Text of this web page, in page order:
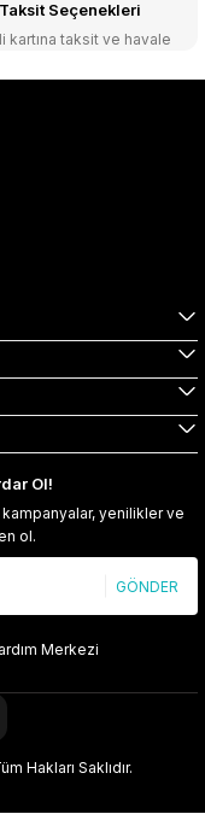
Taksit Seçenekleri
kartına taksit ve havale
Ol!
yenilikler ve
ol.
GÖNDER
Merkezi
Hakları Saklıdır.